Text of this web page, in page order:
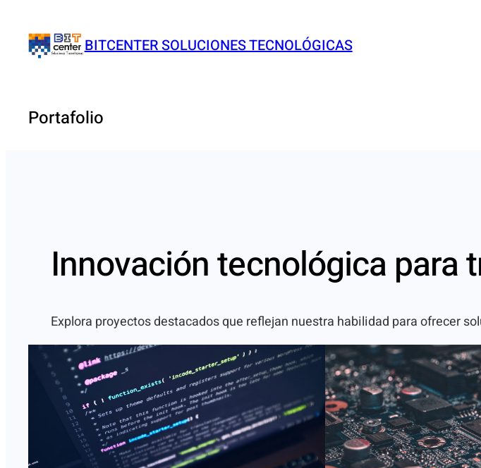
contenido
BITCENTER SOLUCIONES TECNOLÓGICAS
Portafolio
Innovación tecnológica para
Explora proyectos destacados que reflejan nuestra habilidad para ofrecer